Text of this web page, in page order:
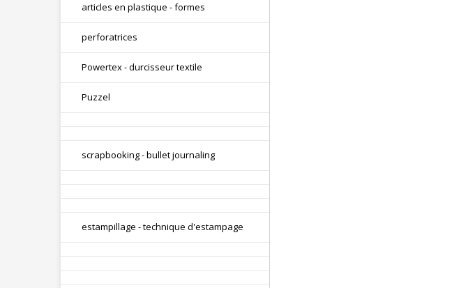
articles en plastique - formes
perforatrices
Powertex - durcisseur textile
Puzzel
scrapbooking - bullet journaling
estampillage - technique d'estampage